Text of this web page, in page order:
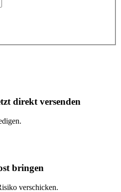
direkt versenden
bringen
verschicken.